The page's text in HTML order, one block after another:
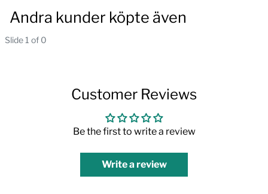
Andra kunder köpte även
Slide 1 of 0
Customer Reviews
Be the first to write a review
Write a review